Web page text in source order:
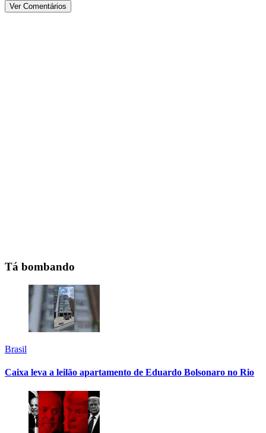
Ver Comentários
Tá bombando
Brasil
Caixa leva a leilão apartamento de Eduardo Bolsonaro no Rio